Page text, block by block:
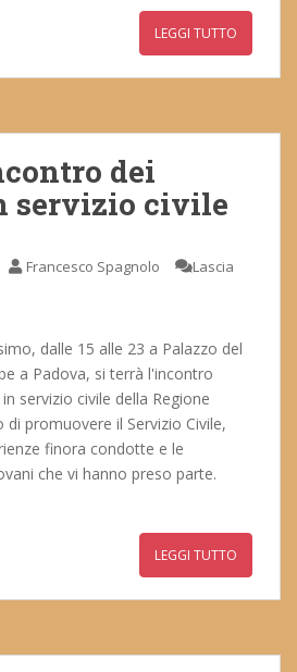
LEGGI TUTTO
dei
servizio civile
Francesco Spagnolo
Lascia
dalle 15 alle 23 a Palazzo del
a Padova, si terrà l'incontro
servizio civile della Regione
promuovere il Servizio Civile,
finora condotte e le
che vi hanno preso parte.
LEGGI TUTTO